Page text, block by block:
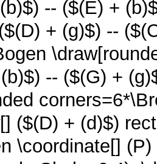
-- ($(E) +
+ (g)$) --
-- ($(G) +
($(D) + (d)$)
\coordinate[]